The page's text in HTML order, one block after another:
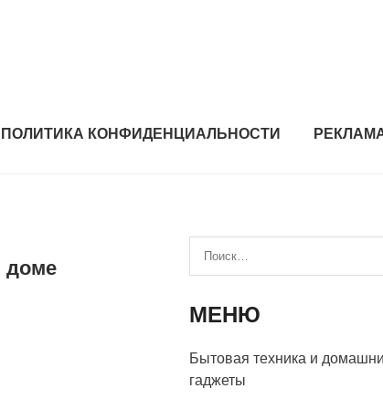
ПОЛИТИКА КОНФИДЕНЦИАЛЬНОСТИ
доме
МЕНЮ
Бытовая техника и
гаджеты